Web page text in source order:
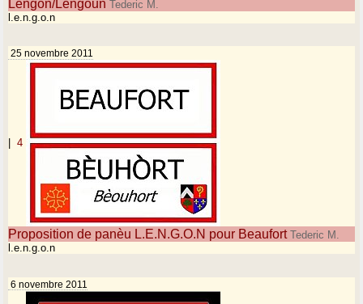
Lengon/Lengoun Tederic M.
l.e.n.g.o.n
25 novembre 2011
4
Proposition de panèu L.E.N.G.O.N pour BeaufortTederic M.
l.e.n.g.o.n
6 novembre 2011